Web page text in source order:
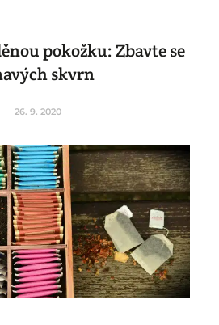
pokožku: Zbavte se
skvrn
26. 9. 2020